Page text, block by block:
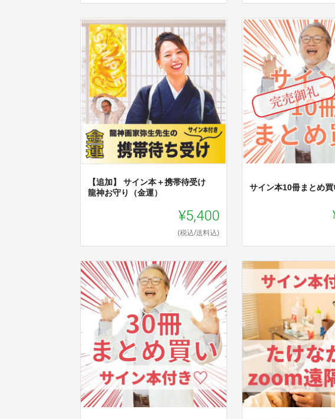
【追加】 サイン本＋携帯待受け
龍神お守り（金運）
¥5,400
(税込/送料込)
サイン本10冊まとめ買